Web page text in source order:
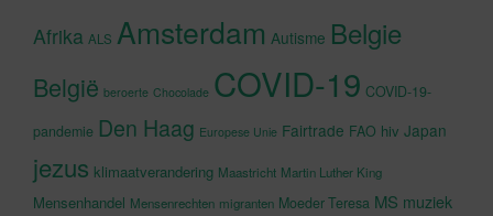
Afrika ALS Amsterdam Autisme Belgie
België beroerte Chocolade COVID-19 COVID-19-
pandemie Den Haag Europese Unie Fairtrade FAO hiv Japan
jezus klimaatverandering Maastricht Martin Luther King
Mensenhandel Mensenrechten migranten Moeder Teresa MS muziek